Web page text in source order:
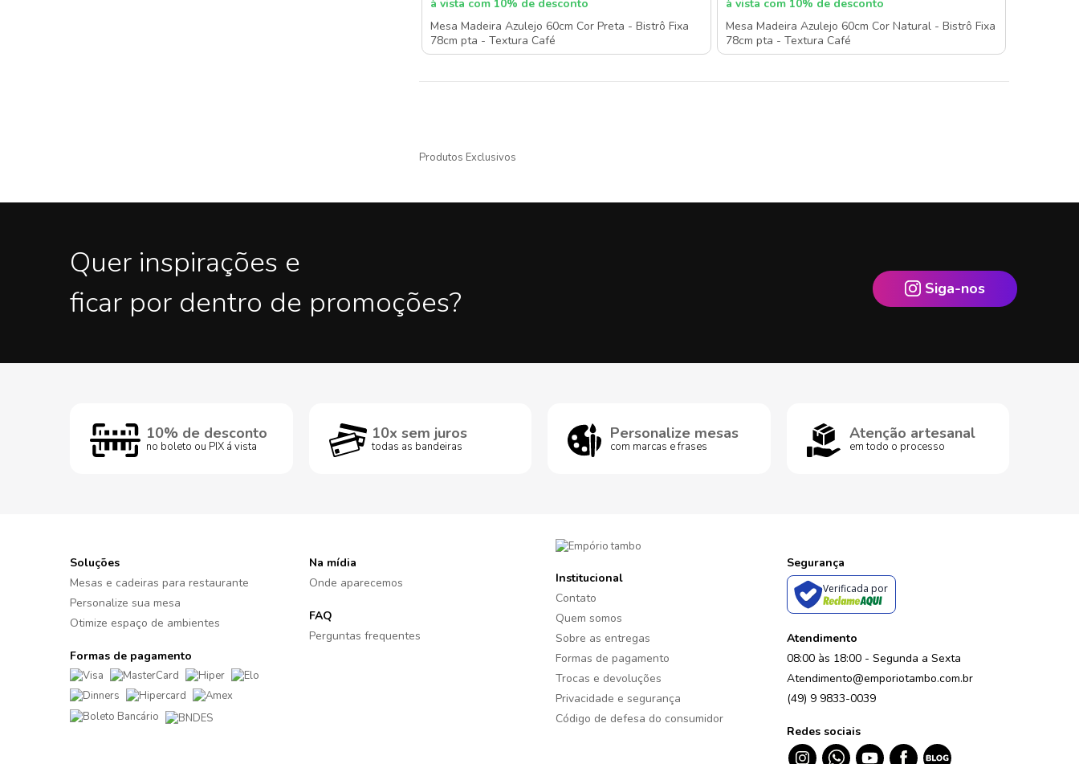
à vista com 10% de desconto
Mesa Madeira Azulejo 60cm Cor Preta - Bistrô Fixa
78cm pta - Textura Café
à vista com 10% de desconto
Mesa Madeira Azulejo 60cm Cor Natural - Bistrô Fixa
78cm pta - Textura Café
Produtos Exclusivos
Quer inspirações e
ficar por dentro de promoções?
Siga-nos
10% de desconto
no boleto ou PIX á vista
10x sem juros
todas as bandeiras
Personalize mesas
com marcas e frases
Atenção artesanal
em todo o processo
Soluções
Mesas e cadeiras para restaurante
Personalize sua mesa
Otimize espaço de ambientes
Formas de pagamento
Na mídia
Onde aparecemos
FAQ
Perguntas frequentes
Institucional
Contato
Quem somos
Sobre as entregas
Formas de pagamento
Trocas e devoluções
Privacidade e segurança
Código de defesa do consumidor
Segurança
Verificada por
Atendimento
08:00 às 18:00 - Segunda a Sexta
Atendimento@emporiotambo.com.br
(49) 9 9833-0039
Redes sociais